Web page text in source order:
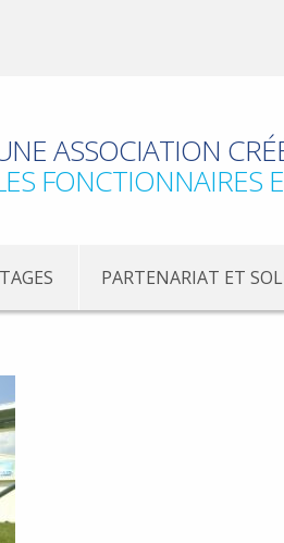
ASSOCIATION
FONCTIONNAIRES
PARTENARIAT ET